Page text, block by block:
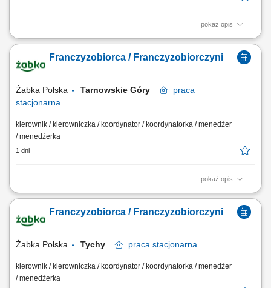
pokaż opis
Główne zadania: Prowadzenie własnej działalności gospodarczej w
obsługi. Monitorowanie stanów magazynowych i zamówień.
Dostosowywanie asortymentu sklepu do potrzeb lokalnego rynku.
Franczyzobiorca / Franczyzobiorczyni
Żabka Polska Tarnowskie Góry
praca
stacjonarna
kierownik / kierowniczka / koordynator / koordynatorka / menedżer
/ menedżerka
1 dni
pokaż opis
Główne zadania: Prowadzenie własnej działalności gospodarczej w
obsługi. Monitorowanie stanów magazynowych i zamówień.
Dostosowywanie asortymentu sklepu do potrzeb lokalnego rynku.
Franczyzobiorca / Franczyzobiorczyni
Żabka Polska Tychy praca stacjonarna
kierownik / kierowniczka / koordynator / koordynatorka / menedżer
/ menedżerka